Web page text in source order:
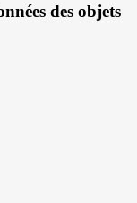
des objets